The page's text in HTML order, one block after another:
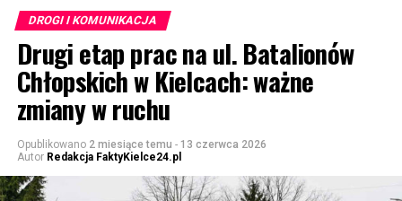
DROGI I KOMUNIKACJA
Drugi etap prac na ul. Batalionów
Chłopskich w Kielcach: ważne
zmiany w ruchu
Opublikowano 2 miesiące temu - 13 czerwca 2026
Autor Redakcja FaktyKielce24.pl